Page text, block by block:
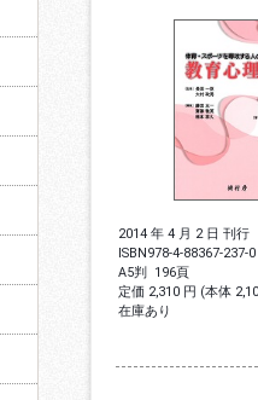
2014 年 4 月 2 日 刊行
ISBN978-4-88367-237-0
A5判 196頁
定価 2,310 円 (本体
在庫あり